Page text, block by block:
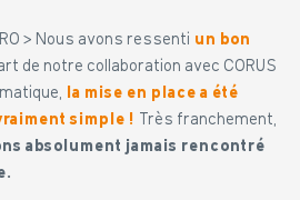
> Nous avons ressenti un bon
de notre collaboration avec CORUS
la mise en place a été
simple ! Très franchement,
absolument jamais rencontré